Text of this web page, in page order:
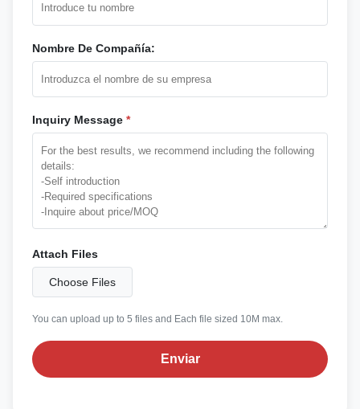
Nombre De Compañía:
Inquiry Message *
Attach Files
Choose Files
You can upload up to 5 files and Each file sized 10M max.
Enviar